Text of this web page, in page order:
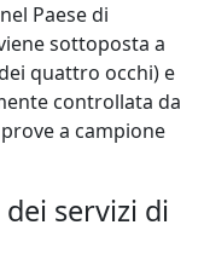
Paese di
sottoposta a
quattro occhi) e
controllata da
a campione
servizi di